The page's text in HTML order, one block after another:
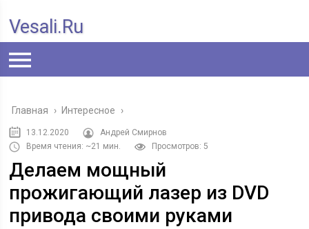
Vesali.ru
Главная › Интересное ›
13.12.2020
Андрей Смирнов
Время чтения: ~21 мин.
Просмотров: 5
Делаем мощный
прожигающий лазер из DVD
привода своими руками